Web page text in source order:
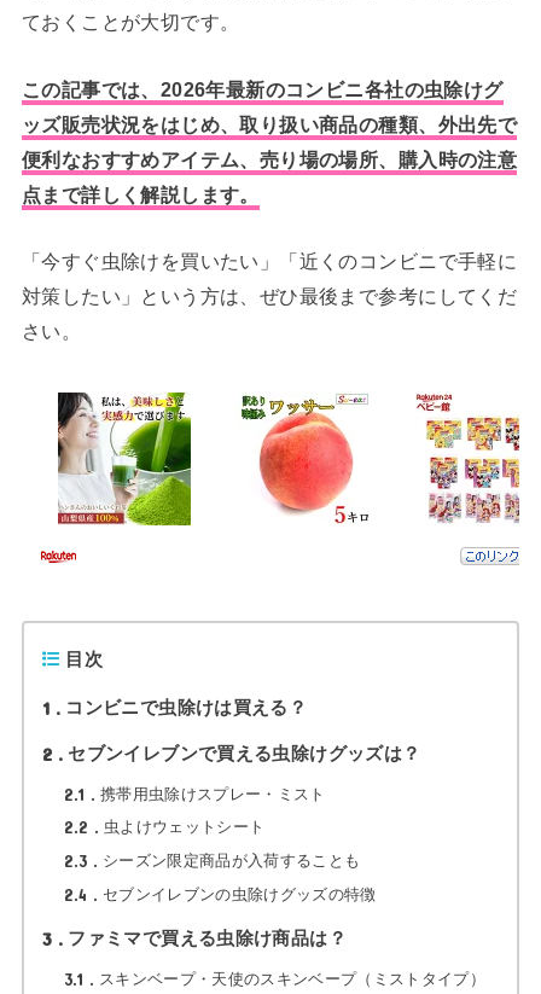
ておくことが大切です。
この記事では、2026年最新のコンビニ各社の虫除けグ
ッズ販売状況をはじめ、取り扱い商品の種類、外出先で
便利なおすすめアイテム、売り場の場所、購入時の注意
点まで詳しく解説します。
「今すぐ虫除けを買いたい」「近くのコンビニで手軽に
対策したい」という方は、ぜひ最後まで参考にしてくだ
さい。
目次
1 コンビニで虫除けは買える？
2 セブンイレブンで買える虫除けグッズは？
2.1 携帯用虫除けスプレー・ミスト
2.2 虫よけウェットシート
2.3 シーズン限定商品が入荷することも
2.4 セブンイレブンの虫除けグッズの特徴
3 ファミマで買える虫除け商品は？
3.1 スキンベープ・天使のスキンベープ（ミストタイプ）